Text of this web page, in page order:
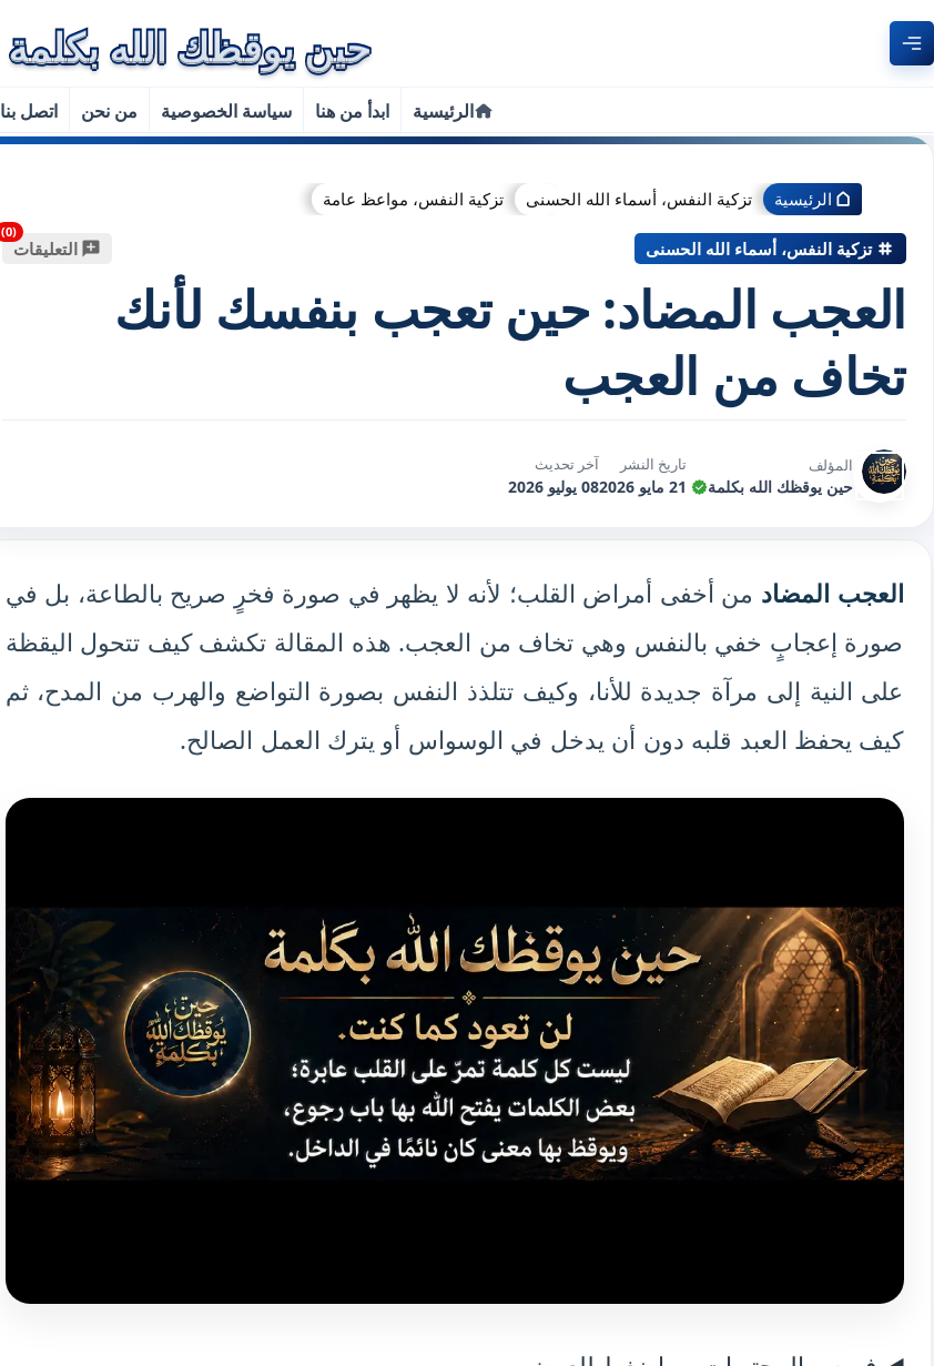
الرئيسية ابدأ من هنا سياسة الخصوصية من نحن اتصل بنا
الرئيسية تزكية النفس، أسماء الله الحسنى تزكية النفس، مواعظ عامة
تزكية النفس، أسماء الله الحسنى التعليقات
العجب المضاد: حين تعجب بنفسك لأنك
تخاف من العجب
المؤلف
حين يوقظك الله بكلمة
تاريخ النشر
21 مايو 2026
آخر تحديث
08 يوليو 2026
العجب المضاد من أخفى أمراض القلب؛ لأنه لا يظهر في صورة فخرٍ صريح بالطاعة، بل في
صورة إعجابٍ خفي بالنفس وهي تخاف من العجب. هذه المقالة تكشف كيف تتحول اليقظة
على النية إلى مرآة جديدة للأنا، وكيف تتلذذ النفس بصورة التواضع والهرب من المدح، ثم
كيف يحفظ العبد قلبه دون أن يدخل في الوسواس أو يترك العمل الصالح.